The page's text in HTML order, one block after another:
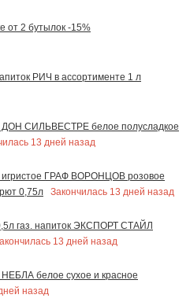
от 2 бутылок -15%
РИЧ в ассортименте 1 л
ДОН СИЛЬВЕСТРЕ белое полусладкое
13 дней назад
игристое ГРАФ ВОРОНЦОВ розовое
0,75л
Закончилась 13 дней назад
газ. напиток ЭКСПОРТ СТАЙЛ
13 дней назад
НЕБЛА белое сухое и красное
назад